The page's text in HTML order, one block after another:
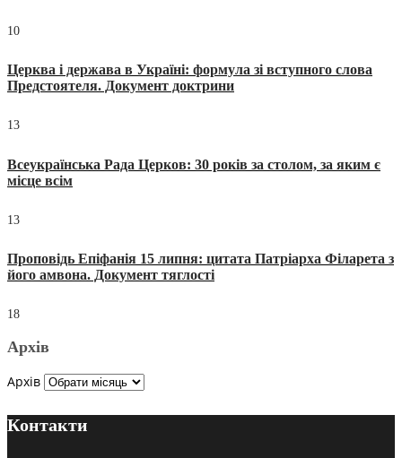
10
Церква і держава в Україні: формула зі вступного слова
Предстоятеля. Документ доктрини
13
Всеукраїнська Рада Церков: 30 років за столом, за яким є
місце всім
13
Проповідь Епіфанія 15 липня: цитата Патріарха Філарета з
його амвона. Документ тяглості
18
Архів
Архів
Контакти